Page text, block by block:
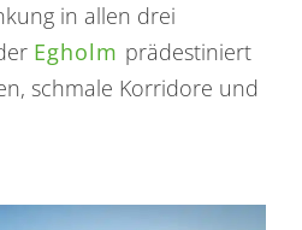
in allen drei
Egholm prädestiniert
schmale Korridore und